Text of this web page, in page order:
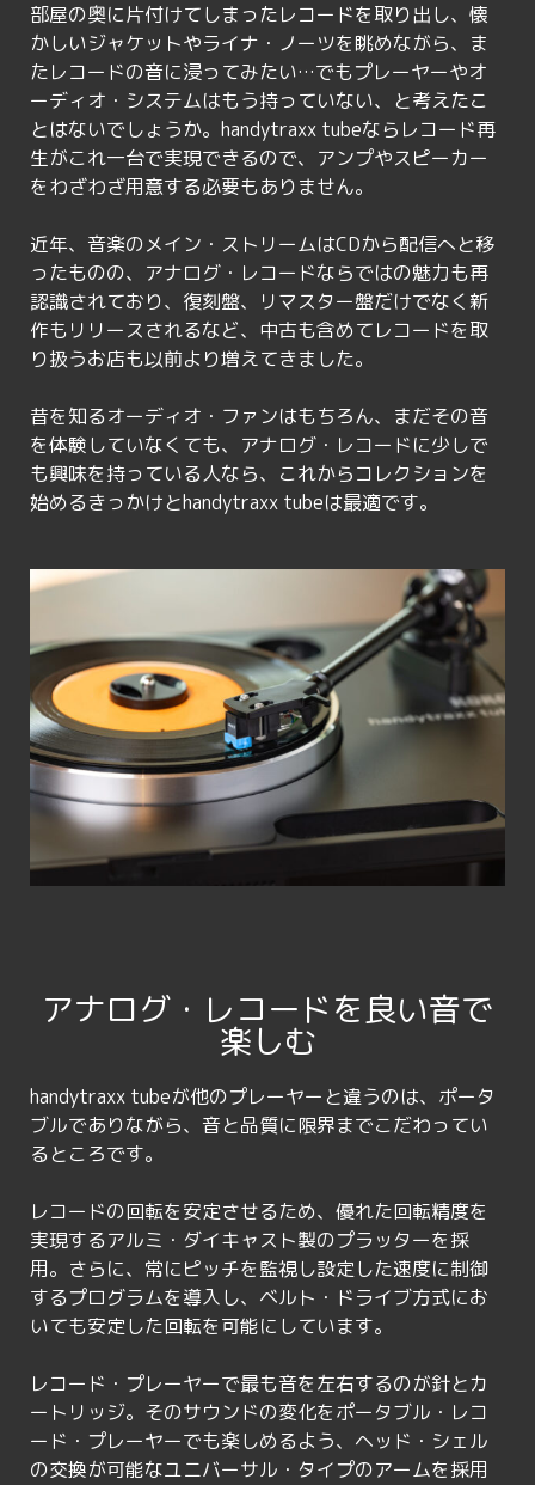
部屋の奥に片付けてしまったレコードを取り出し、懐
かしいジャケットやライナ・ノーツを眺めながら、ま
たレコードの音に浸ってみたい…でもプレーヤーやオ
ーディオ・システムはもう持っていない、と考えたこ
とはないでしょうか。handytraxx tubeならレコード再
生がこれ一台で実現できるので、アンプやスピーカー
をわざわざ用意する必要もありません。
近年、音楽のメイン・ストリームはCDから配信へと移
ったものの、アナログ・レコードならではの魅力も再
認識されており、復刻盤、リマスター盤だけでなく新
作もリリースされるなど、中古も含めてレコードを取
り扱うお店も以前より増えてきました。
昔を知るオーディオ・ファンはもちろん、まだその音
を体験していなくても、アナログ・レコードに少しで
も興味を持っている人なら、これからコレクションを
始めるきっかけとhandytraxx tubeは最適です。
アナログ・レコードを良い音で
楽しむ
handytraxx tubeが他のプレーヤーと違うのは、ポータ
ブルでありながら、音と品質に限界までこだわってい
るところです。
レコードの回転を安定させるため、優れた回転精度を
実現するアルミ・ダイキャスト製のプラッターを採
用。さらに、常にピッチを監視し設定した速度に制御
するプログラムを導入し、ベルト・ドライブ方式にお
いても安定した回転を可能にしています。
レコード・プレーヤーで最も音を左右するのが針とカ
ートリッジ。そのサウンドの変化をポータブル・レコ
ード・プレーヤーでも楽しめるよう、ヘッド・シェル
の交換が可能なユニバーサル・タイプのアームを採用